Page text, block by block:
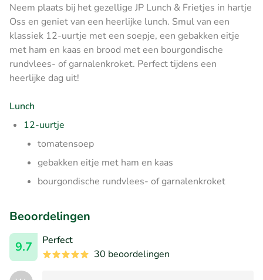
Neem plaats bij het gezellige JP Lunch & Frietjes in hartje
Oss en geniet van een heerlijke lunch. Smul van een
klassiek 12-uurtje met een soepje, een gebakken eitje
met ham en kaas en brood met een bourgondische
rundvlees- of garnalenkroket. Perfect tijdens een
heerlijke dag uit!
Lunch
12-uurtje
tomatensoep
gebakken eitje met ham en kaas
bourgondische rundvlees- of garnalenkroket
Beoordelingen
9.7
Perfect
30 beoordelingen